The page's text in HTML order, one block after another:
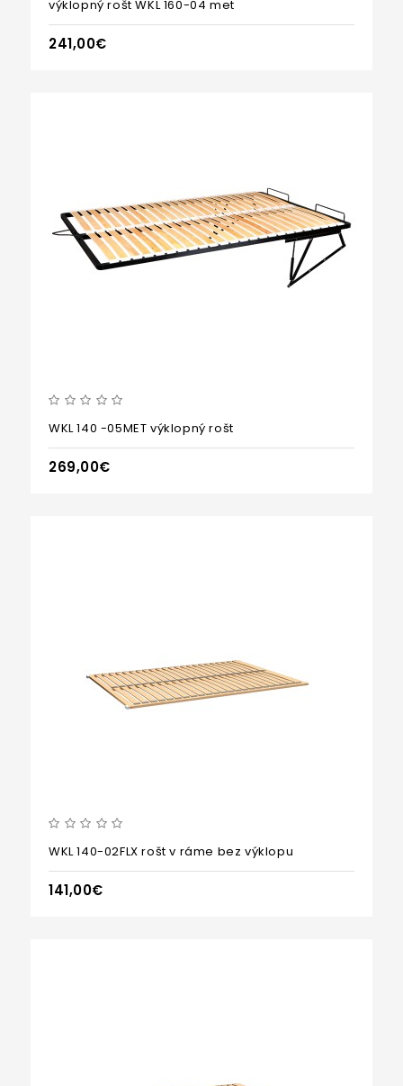
výklopný rošt WKL 160-04 met
241,00€
WKL 140 -05MET výklopný rošt
269,00€
WKL 140-02FLX rošt v ráme bez výklopu
141,00€